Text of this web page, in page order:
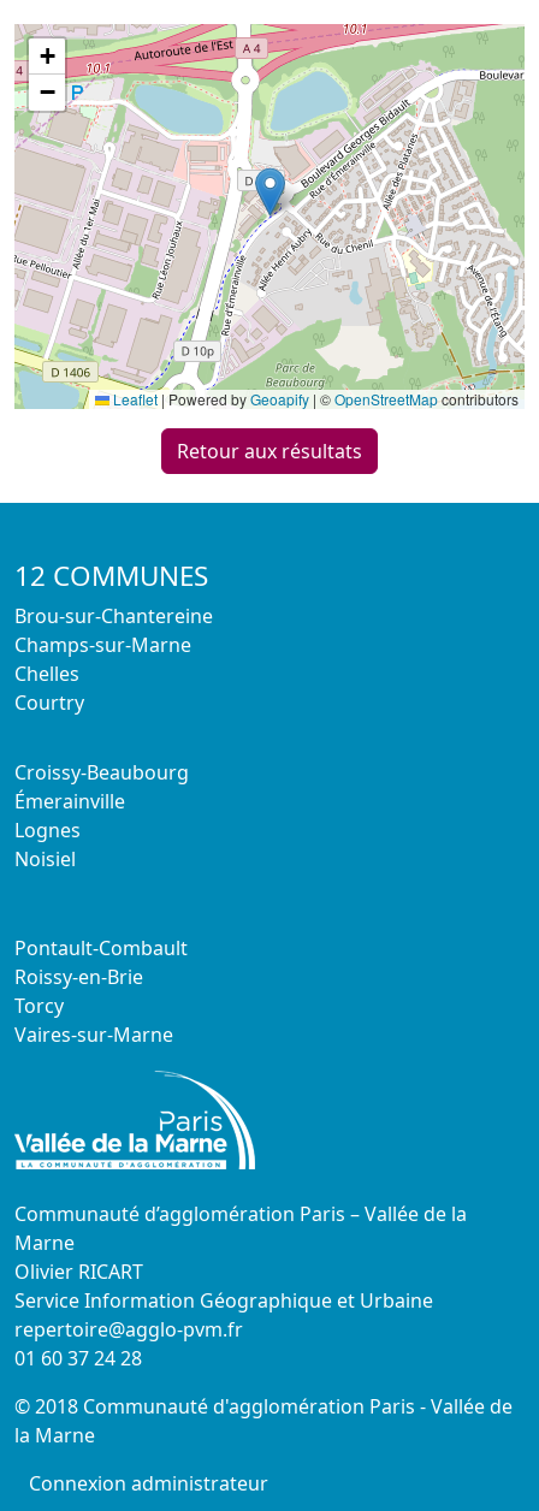
+
−
Leaflet |Powered byGeoapify | ©OpenStreetMapcontributors
Retour aux résultats
12 COMMUNES
Brou-sur-Chantereine
Champs-sur-Marne
Chelles
Courtry
Croissy-Beaubourg
Émerainville
Lognes
Noisiel
Pontault-Combault
Roissy-en-Brie
Torcy
Vaires-sur-Marne
Communauté d’agglomération Paris – Vallée de la
Marne
Olivier RICART
Service Information Géographique et Urbaine
repertoire@agglo-pvm.fr
01 60 37 24 28
© 2018 Communauté d'agglomération Paris - Vallée de
la Marne
Connexion administrateur